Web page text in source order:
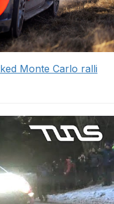
Monte Carlo ralli